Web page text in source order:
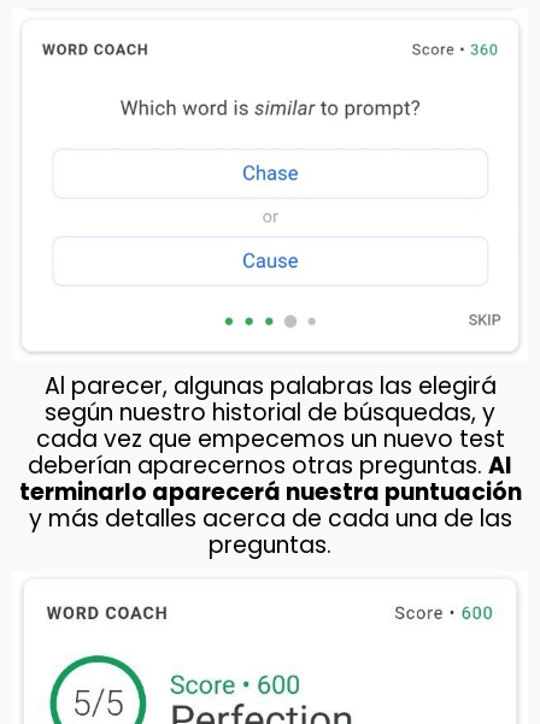
Al parecer, algunas palabras las elegirá
según nuestro historial de búsquedas, y
cada vez que empecemos un nuevo test
deberían aparecernos otras preguntas. Al
terminarlo aparecerá nuestra puntuación
y más detalles acerca de cada una de las
preguntas.